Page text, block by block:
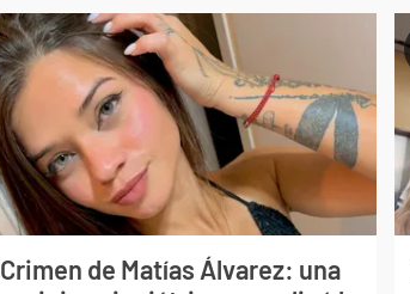
Crimen de Matías Álvarez: una